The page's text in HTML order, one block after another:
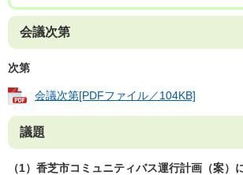
会議次第
次第
会議次第[PDFファイル／104KB]
議題
（1）香芝市コミュニティバス運行計画（案）